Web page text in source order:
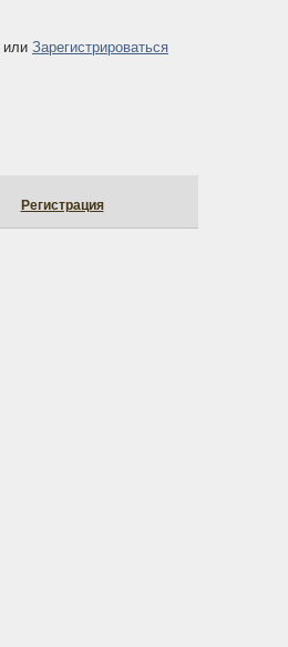
или Зарегистрироваться
Регистрация